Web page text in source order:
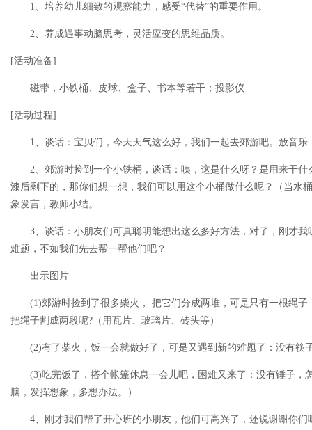
1、培养幼儿细致的观察能力，感受“代替”的重要作用。
2、养成遇事动脑思考，灵活应变的思维品质。
[活动准备]
磁带，小铁桶、皮球、盒子、书本等若干；投影仪
[活动过程]
1、谈话：宝贝们，今天天气这么好，我们一起去郊游吧。放音乐
2、郊游时捡到一个小铁桶，谈话：咦，这是什么呀？是用来干什
漆后剩下的，那你们想一想，我们可以用这个小桶做什么呢？（当水
象发言，教师小结。
3、谈话：小朋友们可真聪明能想出这么多好方法，对了，刚才我
难题，不如我们先去帮一帮他们吧？
出示图片
(1)郊游时捡到了很多柴火， 把它们分成两堆，可是只有一根绳子
把绳子割成两段呢?（用瓦片、玻璃片、砖头等）
(2)有了柴火，饭一会就做好了，可是又遇到新的难题了：没有筷
(3)吃完饭了，搭个帐篷休息一会儿吧，困难又来了：没有锤子，
脑，发挥想象，多想办法。）
4、刚才我们帮了开心班的小朋友，他们可高兴了，还说谢谢你们